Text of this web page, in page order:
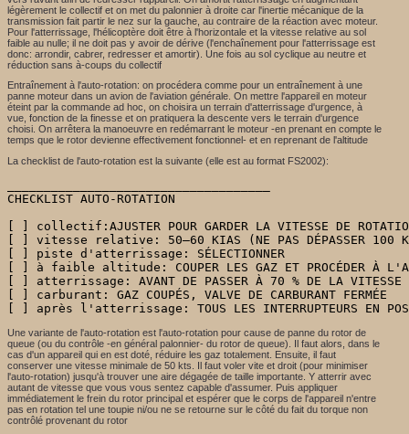
légèrement le collectif et on met du palonnier à droite car l'inertie mécanique de la
transmission fait partir le nez sur la gauche, au contraire de la réaction avec moteur.
Pour l'atterrissage, l'hélicoptère doit être à l'horizontale et la vitesse relative au sol
faible au nulle; il ne doit pas y avoir de dérive (l'enchaînement pour l'atterrissage est
donc: arrondir, cabrer, redresser et amortir). Une fois au sol cyclique au neutre et
réduction sans à-coups du collectif
Entraînement à l'auto-rotation: on procédera comme pour un entraînement à une
panne moteur dans un avion de l'aviation générale. On mettre l'appareil en moteur
éteint par la commande ad hoc, on choisira un terrain d'atterrissage d'urgence, à
vue, fonction de la finesse et on pratiquera la descente vers le terrain d'urgence
choisi. On arrêtera la manoeuvre en redémarrant le moteur -en prenant en compte le
temps que le rotor devienne effectivement fonctionnel- et en reprenant de l'altitude
La checklist de l'auto-rotation est la suivante (elle est au format FS2002):
CHECKLIST AUTO-ROTATION
[ ] collectif:AJUSTER POUR GARDER LA VITESSE DE
[ ] vitesse relative: 50–60 KIAS (NE PAS DÉPASSER 100
[ ] piste d'atterrissage: SÉLECTIONNER
[ ] à faible altitude: COUPER LES GAZ ET PROCÉDER À
[ ] atterrissage: AVANT DE PASSER À 70 % DE LA VITESSE
[ ] carburant: GAZ COUPÉS, VALVE DE CARBURANT FERMÉE
[ ] après l'atterrissage: TOUS LES INTERRUPTEURS EN
Une variante de l'auto-rotation est l'auto-rotation pour cause de panne du rotor de
queue (ou du contrôle -en général palonnier- du rotor de queue). Il faut alors, dans le
cas d'un appareil qui en est doté, réduire les gaz totalement. Ensuite, il faut
conserver une vitesse minimale de 50 kts. Il faut voler vite et droit (pour minimiser
l'auto-rotation) jusqu'à trouver une aire dégagée de taille importante. Y atterrir avec
autant de vitesse que vous vous sentez capable d'assumer. Puis appliquer
immédiatement le frein du rotor principal et espérer que le corps de l'appareil n'entre
pas en rotation tel une toupie ni/ou ne se retourne sur le côté du fait du torque non
contrôlé provenant du rotor